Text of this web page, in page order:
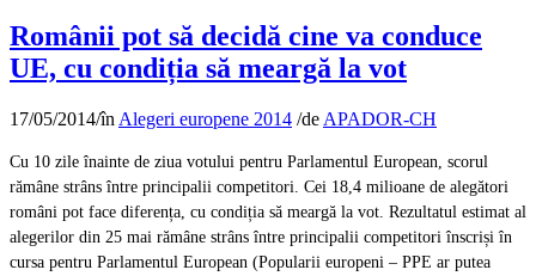
Românii pot să decidă cine va conduce
UE, cu condiția să meargă la vot
17/05/2014/în Alegeri europene 2014 /de APADOR-CH
Cu 10 zile înainte de ziua votului pentru Parlamentul European, scorul
rămâne strâns între principalii competitori. Cei 18,4 milioane de alegători
români pot face diferența, cu condiția să meargă la vot. Rezultatul estimat al
alegerilor din 25 mai rămâne strâns între principalii competitori înscriși în
cursa pentru Parlamentul European (Popularii europeni – PPE ar putea